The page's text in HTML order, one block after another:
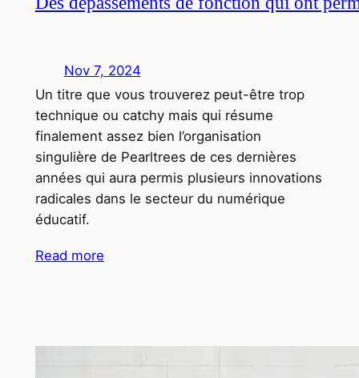
Nov 7, 2024
Un titre que vous trouverez peut-être trop
technique ou catchy mais qui résume
finalement assez bien l’organisation
singulière de Pearltrees de ces dernières
années qui aura permis plusieurs innovations
radicales dans le secteur du numérique
éducatif.
Read more